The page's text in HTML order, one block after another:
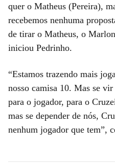
quer o Matheus (Pereira),
recebemos nenhuma
de tirar o Matheus, o
iniciou Pedrinho.
“Estamos trazendo mais
nosso camisa 10. Mas se
para o jogador, para o
mas se depender de nós,
nenhum jogador que tem”,